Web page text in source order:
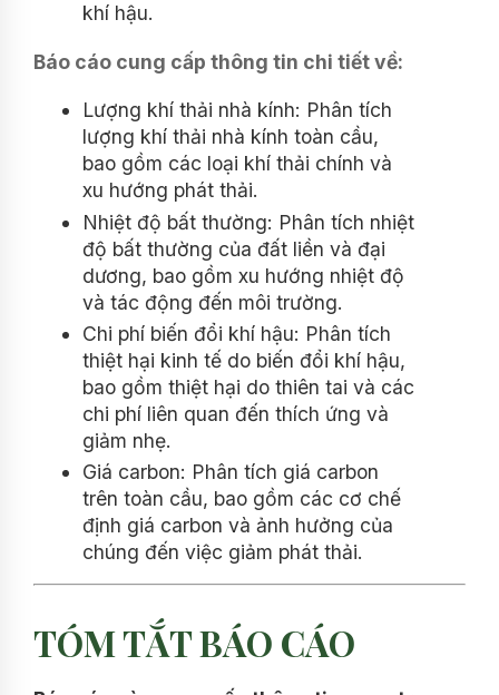
khí hậu.
Báo cáo cung cấp thông tin chi tiết về:
Lượng khí thải nhà kính: Phân tích
lượng khí thải nhà kính toàn cầu,
bao gồm các loại khí thải chính và
xu hướng phát thải.
Nhiệt độ bất thường: Phân tích nhiệt
độ bất thường của đất liền và đại
dương, bao gồm xu hướng nhiệt độ
và tác động đến môi trường.
Chi phí biến đổi khí hậu: Phân tích
thiệt hại kinh tế do biến đổi khí hậu,
bao gồm thiệt hại do thiên tai và các
chi phí liên quan đến thích ứng và
giảm nhẹ.
Giá carbon: Phân tích giá carbon
trên toàn cầu, bao gồm các cơ chế
định giá carbon và ảnh hưởng của
chúng đến việc giảm phát thải.
TÓM TẮT BÁO CÁO